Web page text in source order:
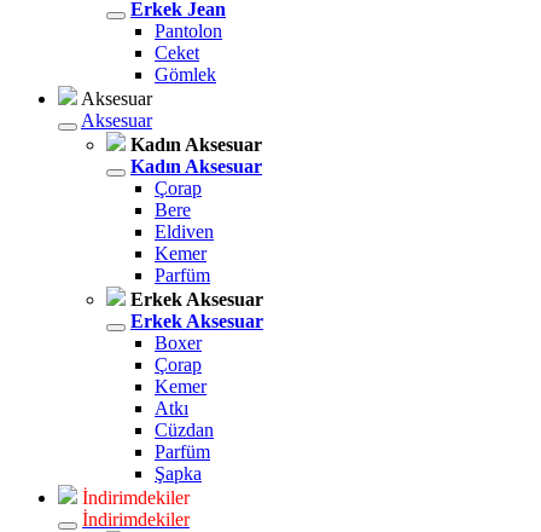
Erkek Jean
Pantolon
Ceket
Gömlek
Aksesuar
Aksesuar
Kadın Aksesuar
Kadın Aksesuar
Çorap
Bere
Eldiven
Kemer
Parfüm
Erkek Aksesuar
Erkek Aksesuar
Boxer
Çorap
Kemer
Atkı
Cüzdan
Parfüm
Şapka
İndirimdekiler
İndirimdekiler